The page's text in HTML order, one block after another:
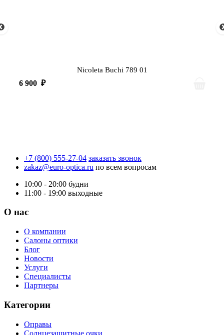
Nicoleta Buchi 789 01
6 900 ₽
+7 (800) 555-27-04 заказать звонок
zakaz@euro-optica.ru по всем вопросам
10:00 - 20:00 будни
11:00 - 19:00 выходные
О нас
О компании
Салоны оптики
Блог
Новости
Услуги
Специалисты
Партнеры
Категории
Оправы
Солнцезащитные очки